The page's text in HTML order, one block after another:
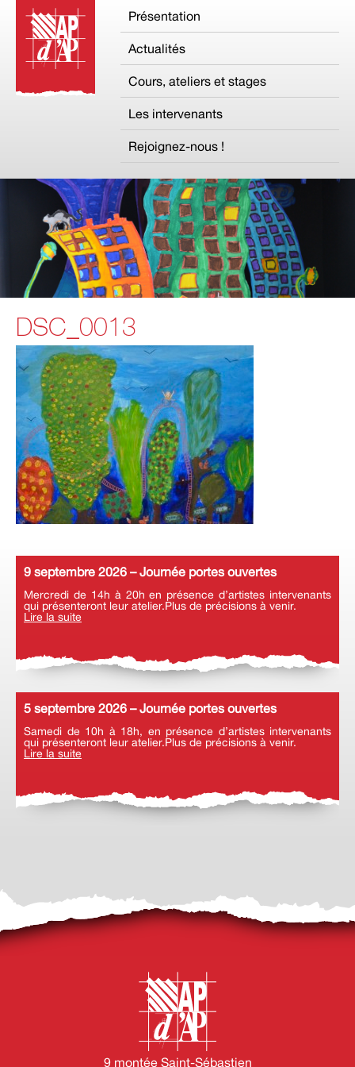
Présentation
Actualités
Cours, ateliers et stages
Les intervenants
Rejoignez-nous !
DSC_0013
9 septembre 2026 – Journée portes ouvertes
Mercredi de 14h à 20h en présence d’artistes intervenants
qui présenteront leur atelier.Plus de précisions à venir.
Lire la suite
5 septembre 2026 – Journée portes ouvertes
Samedi de 10h à 18h, en présence d’artistes intervenants
qui présenteront leur atelier.Plus de précisions à venir.
Lire la suite
9 montée Saint-Sébastien